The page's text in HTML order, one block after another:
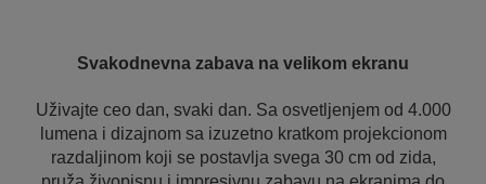
Svakodnevna zabava na velikom ekranu
Uživajte ceo dan, svaki dan. Sa osvetljenjem od 4.000
lumena i dizajnom sa izuzetno kratkom projekcionom
razdaljinom koji se postavlja svega 30 cm od zida,